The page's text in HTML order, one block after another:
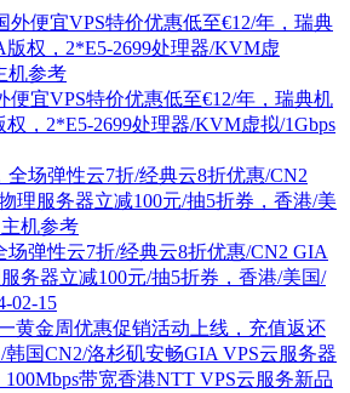
便宜VPS特价优惠低至€12/年，瑞典机
，2*E5-2699处理器/KVM虚拟/1Gbps
场弹性云7折/经典云8折优惠/CN2 GIA
务器立减100元/抽5折券，香港/美国/
02-15